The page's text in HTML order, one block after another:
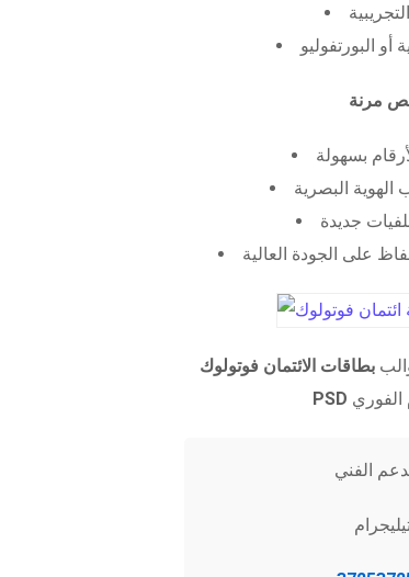
أو البورتفوليو
بسهولة
الهوية البصرية
جديدة
على الجودة العالية
بطاقات الائتمان فوتولوك
PSD